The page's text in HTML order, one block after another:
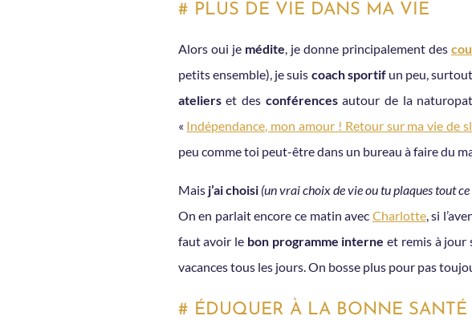
# PLUS DE VIE DANS MA VIE
Alors oui je médite, je donne principalement des
petits ensemble), je suis coach sportifun peu,
atelierset des conférencesautour de la
« Indépendance, mon amour ! Retour sur ma vie de
peu comme toi peut-être dans un bureau à faire du
Mais j’ai choisi (un vrai choix de vie ou tu plaques tout
On en parlait encore ce matin avec Charlotte, si
faut avoir le bon programme interne et remis à jour
vacances tous les jours. On bosse plus pour pas
# ÉDUQUER À LA BONNE SANTÉ